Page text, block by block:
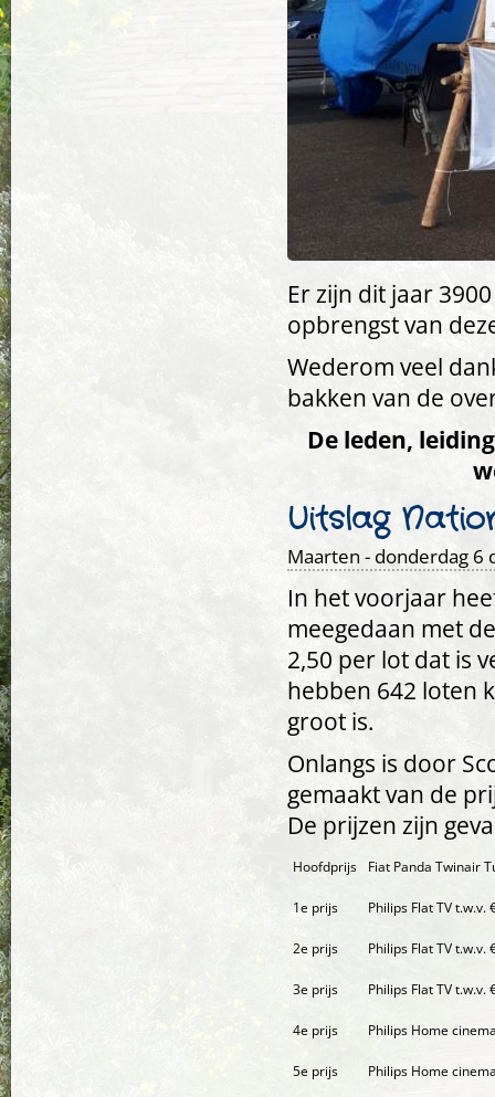
Er zijn dit jaar
opbrengst van
Wederom veel
bakken van de
De leden,
Uitslag
Maarten - donderdag 6
In het voorjaar
meegedaan met
2,50 per lot dat is
hebben 642 loten
groot is.
Onlangs is door
gemaakt van de
De prijzen zijn
Hoofdprijs Fiat Panda Twinair
1e prijs Philips Flat TV t.w.v.
2e prijs Philips Flat TV t.w.v.
3e prijs Philips Flat TV t.w.v.
4e prijs Philips Home
5e prijs Philips Home